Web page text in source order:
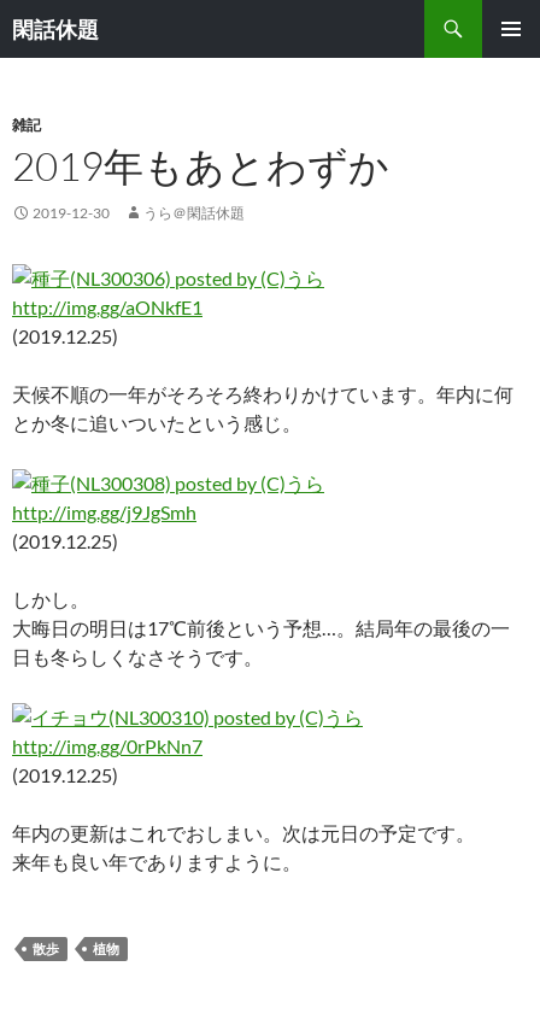
閑話休題
索
ン
ツ
へ
キ
プ
雑記
2019年もあとわずか
2019-12-30 うら＠閑話休題
http://img.gg/aONkfE1
(2019.12.25)
天候不順の一年がそろそろ終わりかけています。年内に何
とか冬に追いついたという感じ。
http://img.gg/j9JgSmh
(2019.12.25)
しかし。
大晦日の明日は17℃前後という予想…。結局年の最後の一
日も冬らしくなさそうです。
http://img.gg/0rPkNn7
(2019.12.25)
年内の更新はこれでおしまい。次は元日の予定です。
来年も良い年でありますように。
散歩 植物